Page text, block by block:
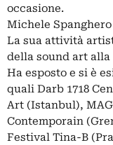
occasione.
Michele Spanghero
La sua attività
della sound art
Ha esposto e si è
quali Darb 1718
Art (Istanbul),
Contemporain
Festival Tina-B